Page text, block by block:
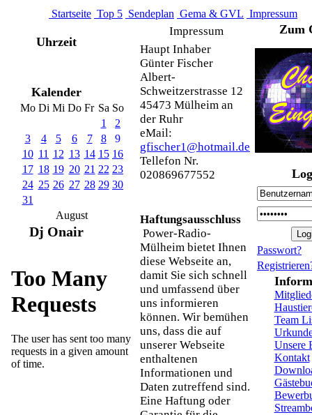
Startseite Top 5 Sendeplan Gema & GVL Impressum
Uhrzeit
Kalender
Mo Di Mi Do Fr Sa So
1
2
3
4 5 6 7 8
9
10 11 12 13 14 15 16
17 18 19 20 21 22 23
24 25 26 27 28 29 30
31
August
Dj Onair
Impressum
Haupt Inhaber
Günter Fischer
Albert-
Schweitzerstrasse 12
45473 Mülheim an
der Ruhr
eMail:
gfischer1@hotmail.de
Tellefon Nr.
020869677552
Haftungsausschluss
Power-Radio-
Mülheim bietet Ihnen
diese Webseite an,
damit Sie sich schnell
und umfassend über
uns informieren
können. Wir bemühen
uns, dass die auf
unserer Webseite
enthaltenen
Informationen und
Daten zutreffend sind.
Eine Haftung oder
Zum
Passwort?
Team
Unsere
Kontakt